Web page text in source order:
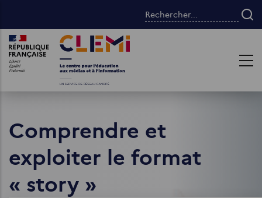
contenu
principal
Rechercher...
Images Images
Comprendre et
exploiter le format
« story »